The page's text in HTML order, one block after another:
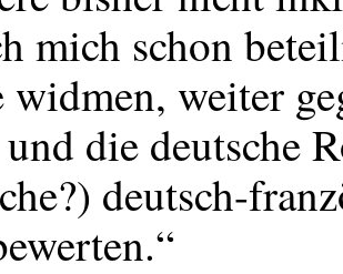
mich schon
widmen, weiter
die deutsche
deutsch-